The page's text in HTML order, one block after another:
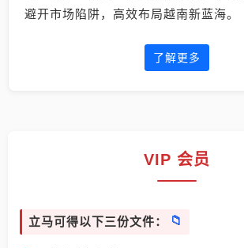
避开市场陷阱，高效布局越南新蓝海。
了解更多
VIP 会员
立马可得以下三份文件：